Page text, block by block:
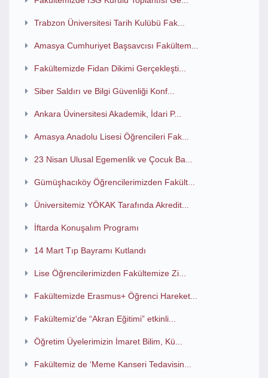
Trabzon Üniversitesi Tarih Kulübü Fak...
Amasya Cumhuriyet Başsavcısı Fakültem...
Fakültemizde Fidan Dikimi Gerçekleşti...
Siber Saldırı ve Bilgi Güvenliği Konf...
Ankara Üvinersitesi Akademik, İdari P...
Amasya Anadolu Lisesi Öğrencileri Fak...
23 Nisan Ulusal Egemenlik ve Çocuk Ba...
Gümüşhacıköy Öğrencilerimizden Fakült...
Üniversitemiz YÖKAK Tarafında Akredit...
İftarda Konuşalım Programı
14 Mart Tıp Bayramı Kutlandı
Lise Öğrencilerimizden Fakültemize Zi...
Fakültemizde Erasmus+ Öğrenci Hareket...
Fakültemiz'de “Akran Eğitimi” etkinli...
Öğretim Üyelerimizin İmaret Bilim, Kü...
Fakültemiz de ‘Meme Kanseri Tedavisin...